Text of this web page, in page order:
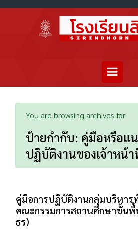
You are browsing archives for
ป้ายกำกับ: คู่มือหรือแ
ปฏิบัติงานของเจ้าหน้
คู่มือการปฏิบัติงานกลุ่มบริหาร
คณะกรรมการสถานศึกษาขั้นพื้
ธร)